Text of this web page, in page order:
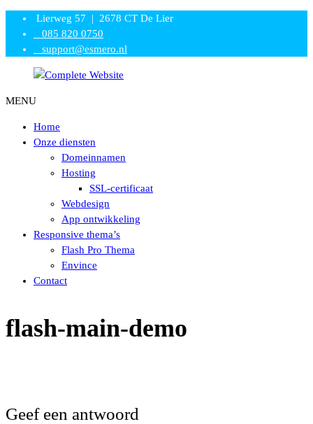
Skip
content
Lierweg 57 | 2678 CT De Lier
085 820 0750
support@esmero.nl
e
MENU
Home
Onze diensten
Domeinnamen
Hosting
SSL-certificaat
Webdesign
App ontwikkeling
Responsive thema’s
Flash Pro Thema
Envince
Contact
flash-main-demo
Geef een antwoord